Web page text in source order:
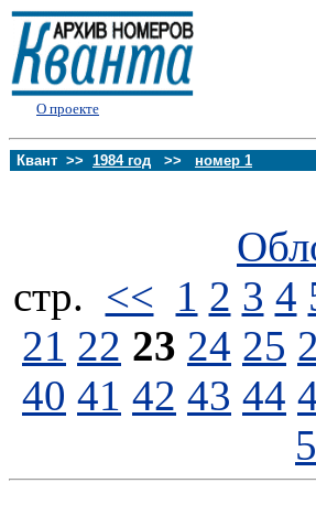
О проекте
Квант >> 1984 год >> номер 1
стp. << 1 2 3 4
21 22 23 24 25
40 41 42 43 44